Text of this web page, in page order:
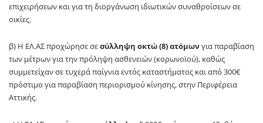
επιχειρήσεων και για τη διοργάνωση ιδιωτικών συναθροίσεων σε
οικίες.
β) Η ΕΛ.ΑΣ προχώρησε σεσύλληψη οκτώ (8) ατόμωνγια παραβίαση
των μέτρων για την πρόληψη ασθενειών (κορωνοϊού), καθώς
συμμετείχαν σε τυχερά παίγνια εντός καταστήματος και από 300€
πρόστιμο για παραβίαση περιορισμού κίνησης, στην Περιφέρεια
Αττικής.